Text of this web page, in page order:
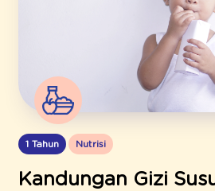
1 Tahun Nutrisi
Kandungan Gizi